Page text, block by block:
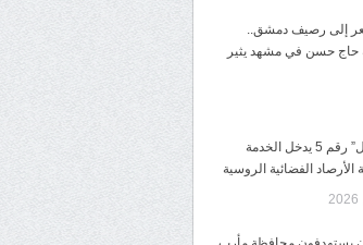
إلى رصيف دمشق..
حاج حسن في مشهد يثير
قمر “إلكترو-إل” رقم 5 يدخل الخدمة
الأرصاد الفضائية الروسية